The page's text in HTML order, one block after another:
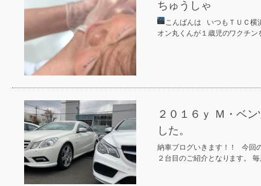
ちゅうしゃ
こんばんは いつもＴＵＣ
オン丸くんが１歳児のワクチン
２０１６ｙ Ｍ・ベ
した。
納車ブログいきます！！ 今回
２台目のご紹介となります。